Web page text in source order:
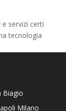
servizi certi
tecnologia
Biagio
Milano